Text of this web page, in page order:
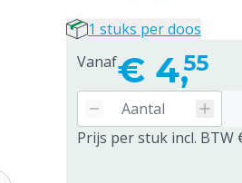
Vanaf€ 4,55
Prijs per stuk incl. BTW
1 stuks per doos